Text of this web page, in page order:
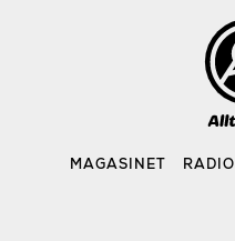
MAGASINET RADIO